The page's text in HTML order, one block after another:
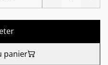
panier